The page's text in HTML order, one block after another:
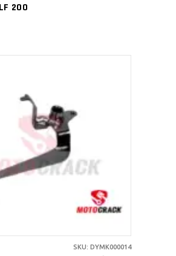
200
AL CARRITO
SKU: DYMK000014